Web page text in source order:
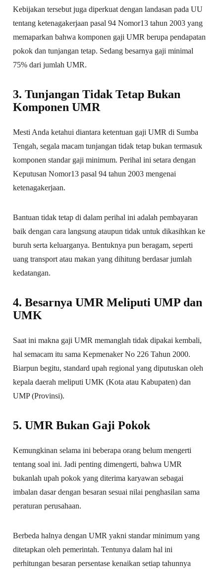
Kebijakan tersebut juga diperkuat dengan landasan pada UU
tentang ketenagakerjaan pasal 94 Nomor13 tahun 2003 yang
memaparkan bahwa komponen gaji UMR berupa pendapatan
pokok dan tunjangan tetap. Sedang besarnya gaji minimal
75% dari jumlah UMR.
3. Tunjangan Tidak Tetap Bukan
Komponen UMR
Mesti Anda ketahui diantara ketentuan gaji UMR di Sumba
Tengah, segala macam tunjangan tidak tetap bukan termasuk
komponen standar gaji minimum. Perihal ini setara dengan
Keputusan Nomor13 pasal 94 tahun 2003 mengenai
ketenagakerjaan.
Bantuan tidak tetap di dalam perihal ini adalah pembayaran
baik dengan cara langsung ataupun tidak untuk dikasihkan ke
buruh serta keluarganya. Bentuknya pun beragam, seperti
uang transport atau makan yang dihitung berdasar jumlah
kedatangan.
4. Besarnya UMR Meliputi UMP dan
UMK
Saat ini makna gaji UMR memanglah tidak dipakai kembali,
hal semacam itu sama Kepmenaker No 226 Tahun 2000.
Biarpun begitu, standard upah regional yang diputuskan oleh
kepala daerah meliputi UMK (Kota atau Kabupaten) dan
UMP (Provinsi).
5. UMR Bukan Gaji Pokok
Kemungkinan selama ini beberapa orang belum mengerti
tentang soal ini. Jadi penting dimengerti, bahwa UMR
bukanlah upah pokok yang diterima karyawan sebagai
imbalan dasar dengan besaran sesuai nilai penghasilan sama
peraturan perusahaan.
Berbeda halnya dengan UMR yakni standar minimum yang
ditetapkan oleh pemerintah. Tentunya dalam hal ini
perhitungan besaran persentase kenaikan setiap tahunnya